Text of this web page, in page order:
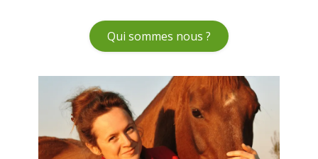
Qui sommes nous ?